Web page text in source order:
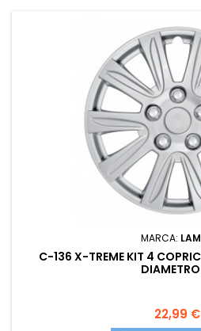
MARCA:
C-136 X-TREME KIT 4
DIAMETRO
Prezzo
22,99 €